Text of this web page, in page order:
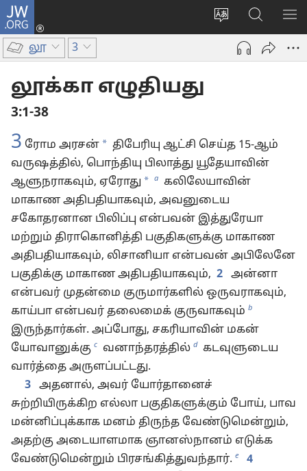
JW.ORG
மொழியை
மாற்றவும்
உள்நுழைக
window)
JW.ORG-
ல்
தேடவும்
லூ 3
லூக்கா எழுதியது
3:1-38
3 ரோம அரசன் * திபேரியு ஆட்சி செய்த 15-ஆம்
வருஷத்தில், பொந்தியு பிலாத்து யூதேயாவின்
ஆளுநராகவும், ஏரோது * a கலிலேயாவின்
மாகாண அதிபதியாகவும், அவனுடைய
சகோதரனான பிலிப்பு என்பவன் இத்துரேயா
மற்றும் திராகொனித்தி பகுதிகளுக்கு மாகாண
அதிபதியாகவும், லிசானியா என்பவன் அபிலேனே
பகுதிக்கு மாகாண அதிபதியாகவும், 2 அன்னா
என்பவர் முதன்மை குருமார்களில் ஒருவராகவும்,
காய்பா என்பவர் தலைமைக் குருவாகவும் b
இருந்தார்கள். அப்போது, சகரியாவின் மகன்
யோவானுக்கு c வனாந்தரத்தில் d கடவுளுடைய
வார்த்தை அருளப்பட்டது.
3 அதனால், அவர் யோர்தானைச்
சுற்றியிருக்கிற எல்லா பகுதிகளுக்கும் போய், பாவ
மன்னிப்புக்காக மனம் திருந்த வேண்டுமென்றும்,
அதற்கு அடையாளமாக ஞானஸ்நானம் எடுக்க
வேண்டுமென்றும் பிரசங்கித்துவந்தார். e
4